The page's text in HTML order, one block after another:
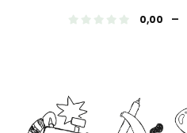
0,00 -